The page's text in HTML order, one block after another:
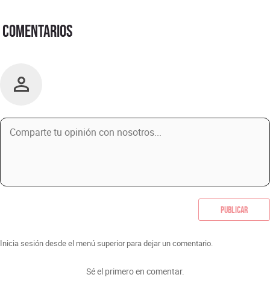
Comentarios
Publicar
Inicia sesión desde el menú superior para dejar un comentario.
Sé el primero en comentar.